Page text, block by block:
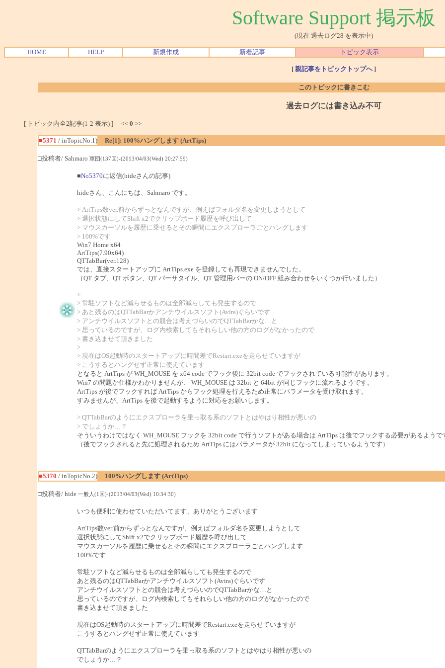
Software Support 掲示板
(現在 過去ログ28 を表示中)
HOME HELP 新規作成 新着記事 トピック表示
[ 親記事をトピックトップへ]
このトピックに書きこむ
過去ログには書き込み不可
[ トピック内全2記事(1-2 表示) ] << 0 >>
■5371 / inTopicNo.1) Re[1]: 100%ハングします (ArtTips)
□投稿者/ Sahmaro 軍団(137回)-(2013/04/03(Wed) 20:27:59)
■No5370に返信(hideさんの記事)
hideさん、こんにちは、Sahmaro です。
> ArtTips数ver.前からずっとなんですが、例えばフォルダ名を変更しようとして
> 選択状態にしてShift x2でクリップボード履歴を呼び出して
> マウスカーソルを履歴に乗せるとその瞬間にエクスプローラごとハングします
> 100%です
Win7 Home x64
ArtTips(7.90x64)
QTTabBar(ver.128)
では、直接スタートアップに ArtTips.exe を登録しても再現できませんでした。
（QT タブ、QT ボタン、QT パーサタイル、QT 管理用バーの ON/OFF 組み合わせをいくつか行いました）
>
> 常駐ソフトなど減らせるものは全部減らしても発生するので
> あと残るのはQTTabBarかアンチウイルスソフト(Avira)ぐらいです
> アンチウイルスソフトとの競合は考えづらいのでQTTabBarかな…と
> 思っているのですが、ログ内検索してもそれらしい他の方のログがなかったので
> 書き込ませて頂きました
>
> 現在はOS起動時のスタートアップに時間差でRestart.exeを走らせていますが
> こうするとハングせず正常に使えています
となると ArtTips が WH_MOUSE を x64 code でフック後に 32bit code でフックされている可能性があります。
Win7 の問題か仕様かわかりませんが、 WH_MOUSE は 32bit と 64bit が同じフックに流れるようです。
ArtTips が後でフックすれば ArtTips からフック処理を行えるため正常にパラメータを受け取れます。
すみませんが、ArtTips を後で起動するように対応をお願いします。
> QTTabBarのようにエクスプローラを乗っ取る系のソフトとはやはり相性が悪いの
> でしょうか…？
そういうわけではなく WH_MOUSE フックを 32bit code で行うソフトがある場合は ArtTips は後でフックする必要があるようで
（後でフックされると先に処理されるため ArtTips にはパラメータが 32bit になってしまっているようです）
■5370 / inTopicNo.2) 100%ハングします (ArtTips)
□投稿者/ hide 一般人(1回)-(2013/04/03(Wed) 10:34:30)
いつも便利に使わせていただいてます、ありがとうございます
ArtTips数ver.前からずっとなんですが、例えばフォルダ名を変更しようとして
選択状態にしてShift x2でクリップボード履歴を呼び出して
マウスカーソルを履歴に乗せるとその瞬間にエクスプローラごとハングします
100%です
常駐ソフトなど減らせるものは全部減らしても発生するので
あと残るのはQTTabBarかアンチウイルスソフト(Avira)ぐらいです
アンチウイルスソフトとの競合は考えづらいのでQTTabBarかな…と
思っているのですが、ログ内検索してもそれらしい他の方のログがなかったので
書き込ませて頂きました
現在はOS起動時のスタートアップに時間差でRestart.exeを走らせていますが
こうするとハングせず正常に使えています
QTTabBarのようにエクスプローラを乗っ取る系のソフトとはやはり相性が悪いの
でしょうか…？